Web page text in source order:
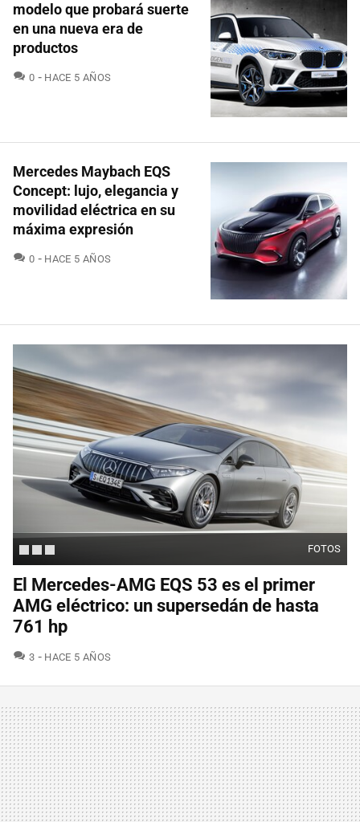
modelo que probará suerte
en una nueva era de
productos
0 COMENTARIOS
HACE 5 AÑOS
Mercedes Maybach EQS
Concept: lujo, elegancia y
movilidad eléctrica en su
máxima expresión
0 COMENTARIOS
HACE 5 AÑOS
FOTOS
El Mercedes-AMG EQS 53 es el primer
AMG eléctrico: un supersedán de hasta
761 hp
3 COMENTARIOS
HACE 5 AÑOS